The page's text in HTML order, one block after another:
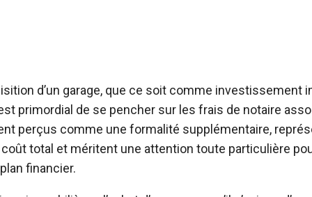
d’un garage, que ce soit comme investissement
primordial de se pencher sur les frais de notaire
perçus comme une formalité supplémentaire,
total et méritent une attention toute particulière
financier.